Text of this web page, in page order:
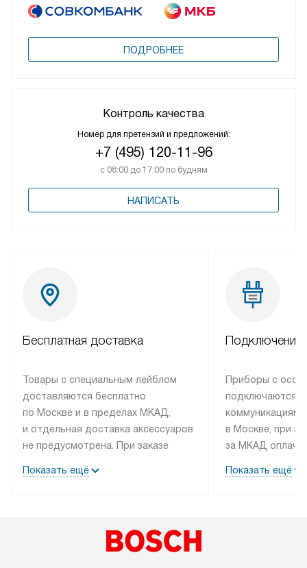
ПОДРОБНЕЕ
Контроль качества
Номер для претензий и предложений:
+7 (495) 120-11-96
с 08:00 до 17:00 по будням
НАПИСАТЬ
Бесплатная доставка
Товары с специальным лейблом
доставляются бесплатно
по Москве и в пределах МКАД,
и отдельная доставка аксессуаров
не предусмотрена. При заказе
рекомендуем обсудить
со статусом «В наличии» могут
быть отправлены покупателю
Показать ещё
Подключение
Приборы с
подключаются к
коммуникациям
в Москве, при
за МКАД
партнера
Показать ещё